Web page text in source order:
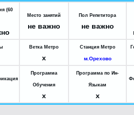
(60
Место занятий
не важно
Пол Репетитора
не важно
Ветка Метро
x
Станция Метро
м.Орехово
Программа
Обучения
x
Программа по Ин-
Языкам
x